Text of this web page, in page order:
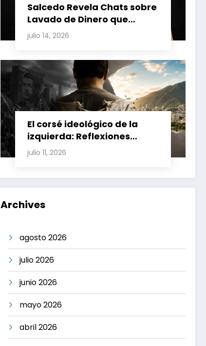
Salcedo Revela Chats sobre
Lavado de Dinero que
Involucran a Glas, Correa y
Juan Fernando Petro en el
julio 14, 2026
El corsé ideológico de la
izquierda: Reflexiones
sobre el fracaso chavista y
la crisis moral en América
julio 11, 2026
Archives
agosto 2026
julio 2026
junio 2026
mayo 2026
abril 2026